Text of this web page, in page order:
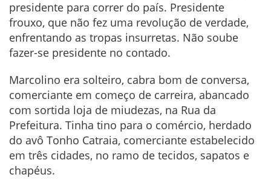
presidente para correr do país. Presidente
frouxo, que não fez uma revolução de verdade,
enfrentando as tropas insurretas. Não soube
fazer-se presidente no contado.
Marcolino era solteiro, cabra bom de conversa,
comerciante em começo de carreira, abancado
com sortida loja de miudezas, na Rua da
Prefeitura. Tinha tino para o comércio, herdado
do avô Tonho Catraia, comerciante estabelecido
em três cidades, no ramo de tecidos, sapatos e
chapéus.